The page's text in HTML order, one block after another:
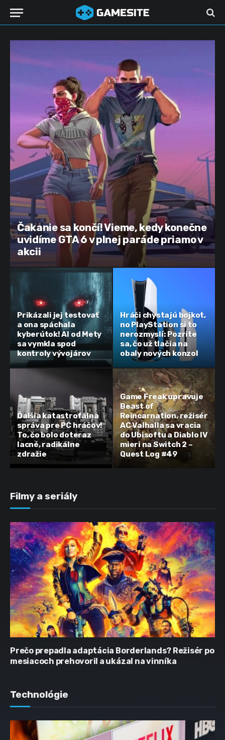
Čakanie sa končí! Vieme, kedy konečne
uvidíme GTA 6 v plnej paráde priamo v
akcii
Prikázali jej testovať
a ona spáchala
kyberútok! AI od Mety
sa vymkla spod
kontroly vývojárov
Hráči chystajú bojkot,
no PlayStation si to
nerozmyslí: Pozrite
sa, čo už tlačia na
obaly nových konzol
Ďalšia katastrofálna
správa pre PC hráčov!
To, čo bolo doteraz
lacné, radikálne
zdražie
Game Freak upravuje
Beast of
Reincarnation, režisér
AC Valhalla sa vracia
do Ubisoftu a Diablo IV
mieri na Switch 2 –
Quest Log #49
Filmy a seriály
Prečo prepadla adaptácia Borderlands? Režisér po
mesiacoch prehovoril a ukázal na vinníka
Technológie